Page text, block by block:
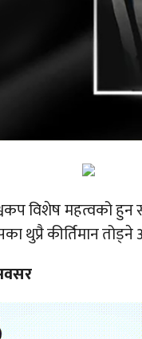
विशेष महत्वको
थुप्रै कीर्तिमान